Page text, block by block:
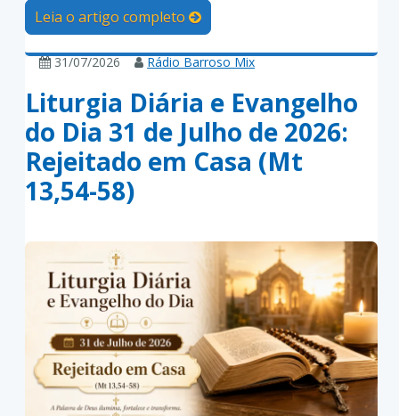
Leia o artigo completo
31/07/2026 Rádio Barroso Mix
Liturgia Diária e Evangelho
do Dia 31 de Julho de 2026:
Rejeitado em Casa (Mt
13,54-58)